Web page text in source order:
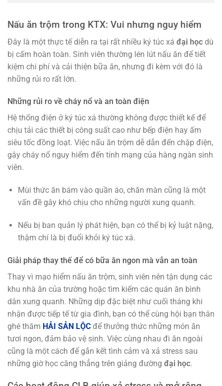
Nấu ăn trộm trong KTX: Vui nhưng nguy hiểm
Đây là một thực tế diễn ra tại rất nhiều ký túc xá đại học dù
bị cấm hoàn toàn. Sinh viên thường lén lút nấu ăn để tiết
kiệm chi phí và cải thiện bữa ăn, nhưng đi kèm với đó là
những rủi ro rất lớn.
Những rủi ro về cháy nổ và an toàn điện
Hệ thống điện ở ký túc xá thường không được thiết kế để
chịu tải các thiết bị công suất cao như bếp điện hay ấm
siêu tốc đồng loạt. Việc nấu ăn trộm dễ dẫn đến chập điện,
gây cháy nổ nguy hiểm đến tính mạng của hàng ngàn sinh
viên.
Mùi thức ăn bám vào quần áo, chăn màn cũng là một
vấn đề gây khó chịu cho những người xung quanh.
Nếu bị ban quản lý phát hiện, bạn có thể bị kỷ luật nặng,
thậm chí là bị đuổi khỏi ký túc xá.
Giải pháp thay thế để có bữa ăn ngon mà vẫn an toàn
Thay vì mạo hiểm nấu ăn trộm, sinh viên nên tận dụng các
khu nhà ăn của trường hoặc tìm kiếm các quán ăn bình
dân xung quanh. Những dịp đặc biệt như cuối tháng khi
nhận được tiếp tế từ gia đình, bạn có thể cùng hội bạn thân
ghé thăm HẢI SẢN LỘC để thưởng thức những món ăn
tươi ngon, đảm bảo vệ sinh. Việc cùng nhau đi ăn ngoài
cũng là một cách để gắn kết tình cảm và xả stress sau
những giờ học căng thẳng trên giảng đường đại học.